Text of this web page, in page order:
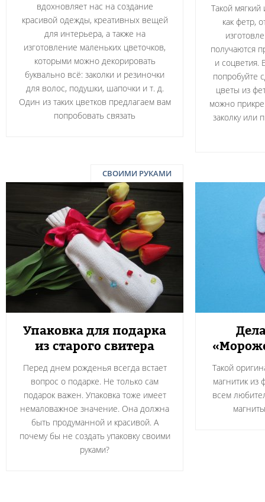
вдохновляет нас на создание
красивой одежды, креативных вещей
для интерьера, а также на
изготовление маленьких цветочков,
которыми можно декорировать
буквально всё: заколки и резиночки
для волос, подушки, шапочки и т. д.
Один из таких цветков предлагаем вам
попробовать связать
Такой
как фетр,
получаются
и соцветия.
попробуйте
цветы из
можно
заколку или
СВОИМИ РУКАМИ
Упаковка для подарка
из старого свитера
Перед днем рожденья всегда встает
вопрос о подарке. Не только сам
подарок важен. Упаковка тоже имеет
немаловажное значение. Она должна
быть продуманной и красивой. А
почему бы не создать упаковку своими
руками?
Такой
магнитик из
всем